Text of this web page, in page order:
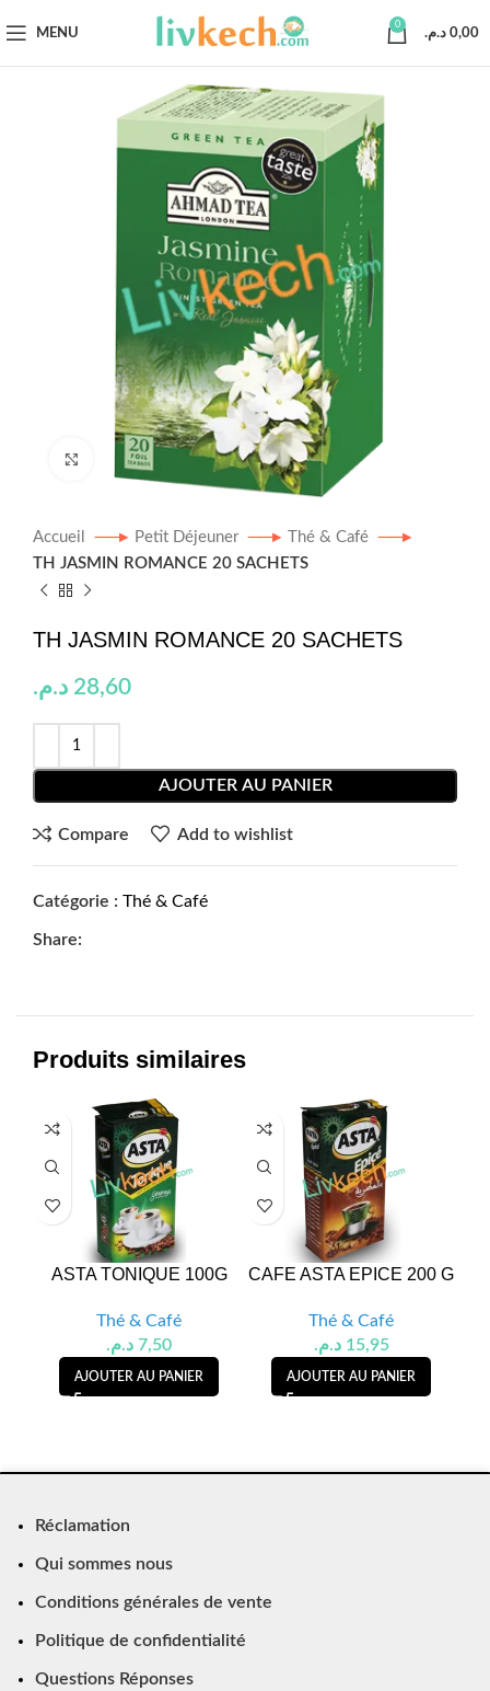
MENU
0
0,00 د.م.
Click to enlarge
Accueil Petit Déjeuner
Thé & Café
TH JASMIN ROMANCE 20 SACHETS
TH JASMIN ROMANCE 20 SACHETS
28,60 د.م.
AJOUTER AU PANIER
Compare Add to wishlist
Catégorie : Thé & Café
Share:
Produits similaires
ASTA TONIQUE 100G
Thé & Café
7,50 د.م.
AJOUTER AU PANIER
CAFE ASTA EPICE 200 G
Thé & Café
15,95 د.م.
AJOUTER AU PANIER
Réclamation
Qui sommes nous
Conditions générales de vente
Politique de confidentialité
Questions Réponses